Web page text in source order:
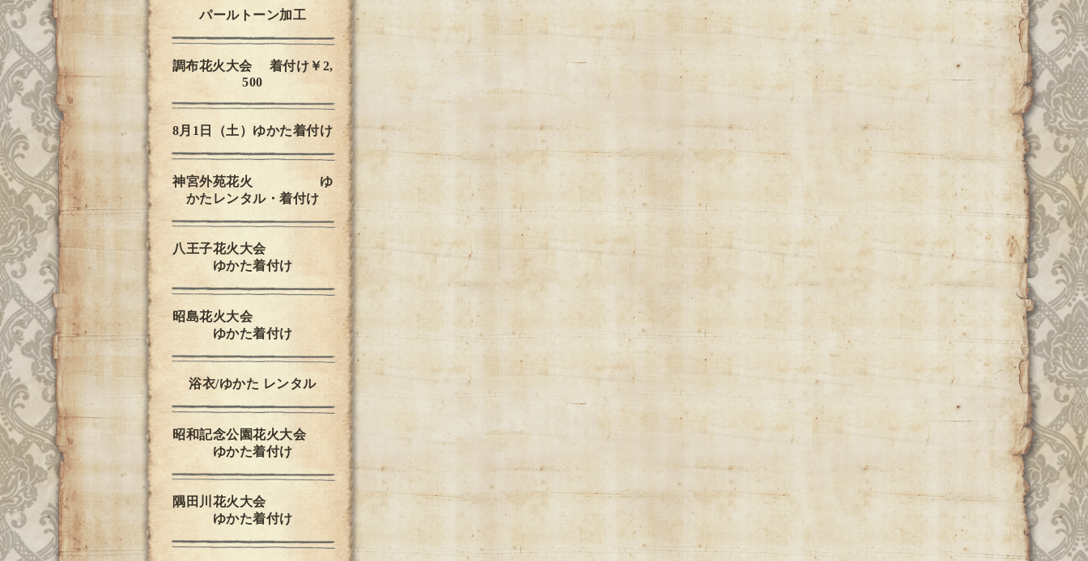
パールトーン加工
調布花火大会 着付け￥2,
500
8月1日（土）ゆかた着付け
神宮外苑花火 ゆ
かたレンタル・着付け
八王子花火大会
ゆかた着付け
昭島花火大会
ゆかた着付け
浴衣/ゆかた レンタル
昭和記念公園花火大会
ゆかた着付け
隅田川花火大会
ゆかた着付け